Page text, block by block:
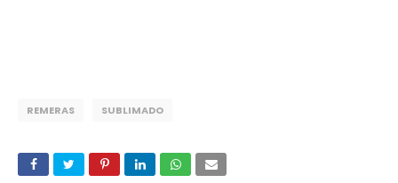
REMERAS SUBLIMADO